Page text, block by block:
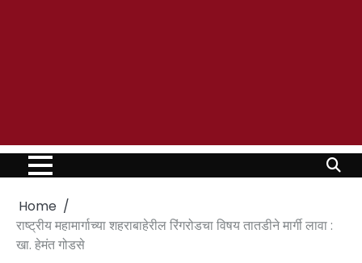
Home
राष्ट्रीय महामार्गाच्या शहराबाहेरील रिंगरोडचा विषय तातडीने मार्गी लावा :
खा. हेमंत गोडसे